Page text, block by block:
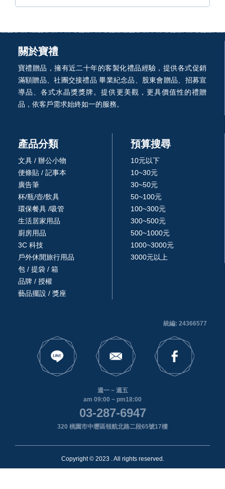
關於寶禮
寶禮贈品，擁有近二十年的客製化禮品經驗，提供各式促銷
滿額贈品、社團交接禮品 畢業紀念品、股東會贈品、招募宣
導品、各式水晶獎獎牌。提供更美觀，更具價值性的禮贈
品，依客戶需求始終如一的服務。
產品分類
文具 / 辦公小物
便條貼 / 記事本
廣告筆
杯/瓶/壺/飲具
環保餐具 /吸管
生活居家用品
廚房用品
3C 科技
戶外休閒旅行用品
包 / 提袋 / 箱
品牌 / 授權
藝品擺設 / 獎座
預算搜尋
10元以下
10~30元
30~50元
50~100元
100~300元
300~500元
500~1000元
1000~3000元
3000元以上
統編: 24366577
週一 ~ 週五
am 09:00 ~ pm18:00
03-287-6947
320 桃園市中壢區領航北路二段65號17樓
Copyright © 2023 . All rights reserved.